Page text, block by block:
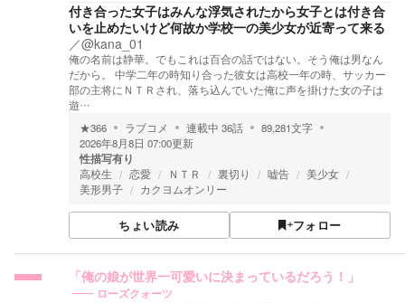
付き合った女子はみんな浮気されたから女子とは付き合
いを止めたいけど何故か学校一の美少女が近寄って来る
／@kana_01
俺の名前は静華。でもこれは百合の話ではない。そう俺は男なん
だから。 中学二年の時知り合った彼女は高校一年の時、サッカー
部の主将にＮＴＲされ、落ち込んでいた俺に声を掛けた女の子は
遊…
★366 ラブコメ 連載中 36話 89,281文字
2026年8月8日 07:00更新
性描写有り
高校生 恋愛 ＮＴＲ 裏切り 嘘告
美少女
美形男子
カクヨムオンリー
ちょい読み フォロー
「俺の娘が世界一可愛いに決まっているだろう！」
ローズクォーツ